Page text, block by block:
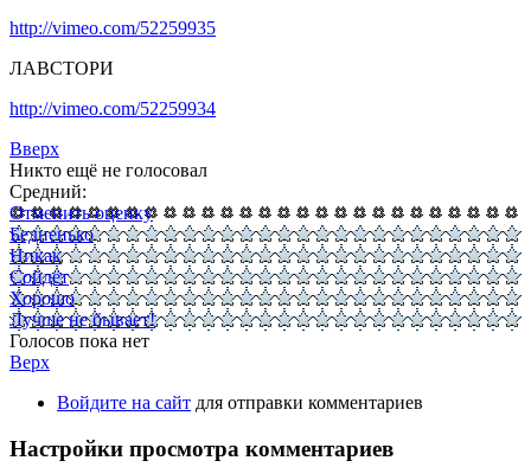
http://vimeo.com/52259935
ЛАВСТОРИ
http://vimeo.com/52259934
Вверх
Никто ещё не голосовал
Средний:
Отменить оценку
Бедненько
Никак
Сойдёт
Хорошо
Лучше не бывает!
Голосов пока нет
Верх
Войдите на сайт для отправки комментариев
Настройки просмотра комментариев